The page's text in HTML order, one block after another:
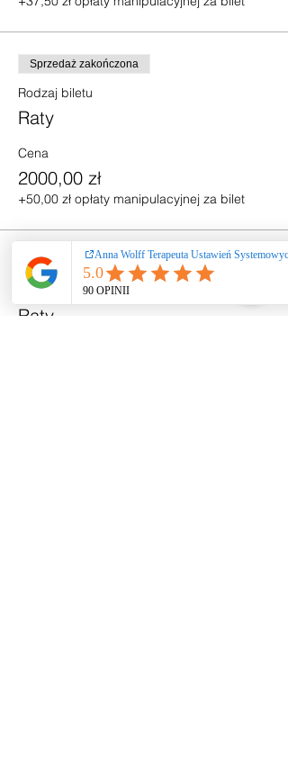
Sprzedaż zakończona
Rodzaj biletu
Raty
Cena
2000,00 zł
+50,00 zł opłaty manipulacyjnej za bilet
Sprzedaż zakończona
Rodzaj biletu
Raty